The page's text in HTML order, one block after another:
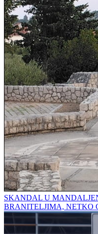
SKANDAL U
BRANITELJIMA, NETKO